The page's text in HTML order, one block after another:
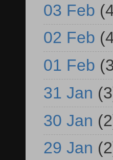
03 Feb
02 Feb
01 Feb
31 Jan
30 Jan
29 Jan